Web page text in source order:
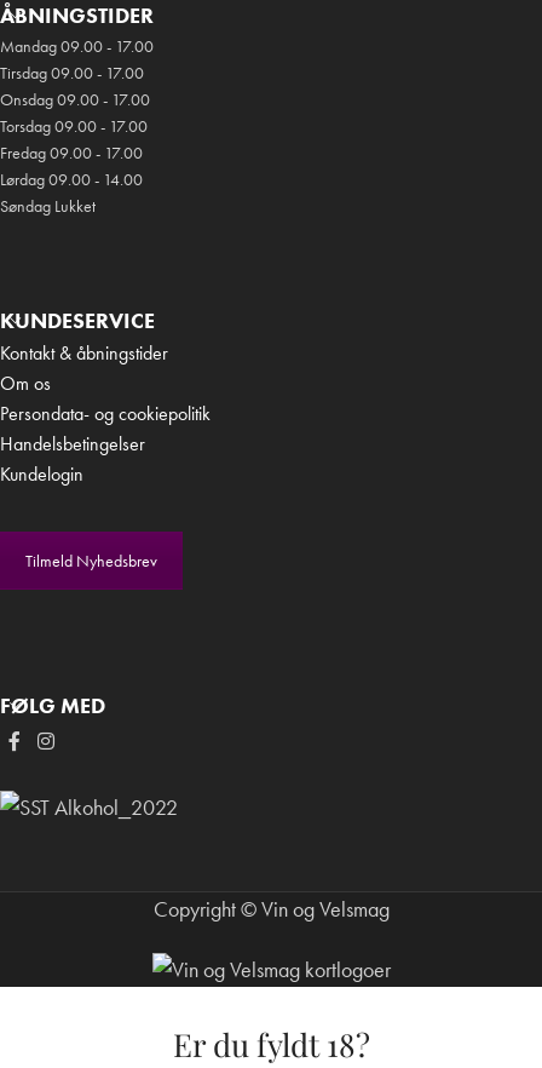
ÅBNINGSTIDER
Mandag 09.00 - 17.00
Tirsdag 09.00 - 17.00
Onsdag 09.00 - 17.00
Torsdag 09.00 - 17.00
Fredag 09.00 - 17.00
Lørdag 09.00 - 14.00
Søndag Lukket
KUNDESERVICE
Kontakt & åbningstider
Om os
Persondata- og cookiepolitik
Handelsbetingelser
Kundelogin
Tilmeld Nyhedsbrev
FØLG MED
Copyright © Vin og Velsmag
Er du fyldt 18?